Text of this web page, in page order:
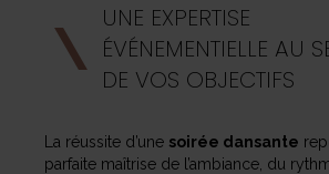
UNE EXPERTISE
ÉVÉNEMENTIELLE AU
DE VOS OBJECTIFS
La réussite d’une soirée dansante
parfaite maîtrise de l’ambiance, du